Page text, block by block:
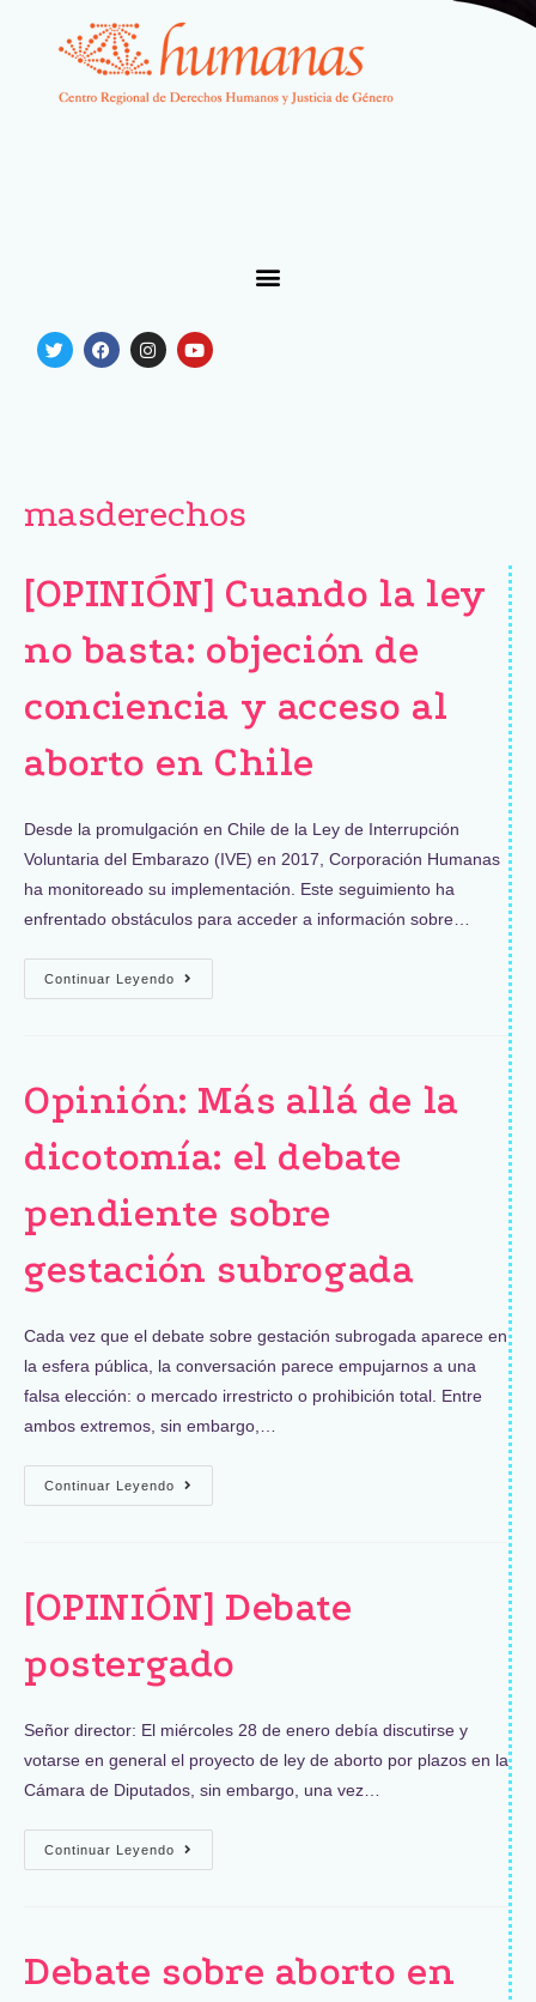
masderechos
[OPINIÓN] Cuando la ley
no basta: objeción de
conciencia y acceso al
aborto en Chile
Desde la promulgación en Chile de la Ley de Interrupción
Voluntaria del Embarazo (IVE) en 2017, Corporación Humanas
ha monitoreado su implementación. Este seguimiento ha
enfrentado obstáculos para acceder a información sobre…
Continuar Leyendo
Opinión: Más allá de la
dicotomía: el debate
pendiente sobre
gestación subrogada
Cada vez que el debate sobre gestación subrogada aparece en
la esfera pública, la conversación parece empujarnos a una
falsa elección: o mercado irrestricto o prohibición total. Entre
ambos extremos, sin embargo,…
Continuar Leyendo
[OPINIÓN] Debate
postergado
Señor director: El miércoles 28 de enero debía discutirse y
votarse en general el proyecto de ley de aborto por plazos en la
Cámara de Diputados, sin embargo, una vez…
Continuar Leyendo
Debate sobre aborto en